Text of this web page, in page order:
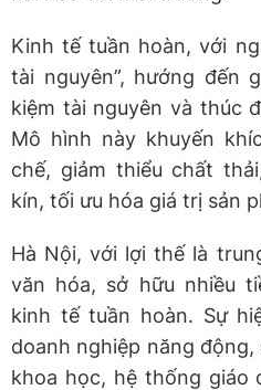
Kinh tế tuần hoàn, với
tài nguyên”, hướng đến
kiệm tài nguyên và thúc
Mô hình này khuyến
chế, giảm thiểu chất
kín, tối ưu hóa giá trị sản
Hà Nội, với lợi thế là
văn hóa, sở hữu nhiều
kinh tế tuần hoàn. Sự
doanh nghiệp năng
khoa học, hệ thống giáo